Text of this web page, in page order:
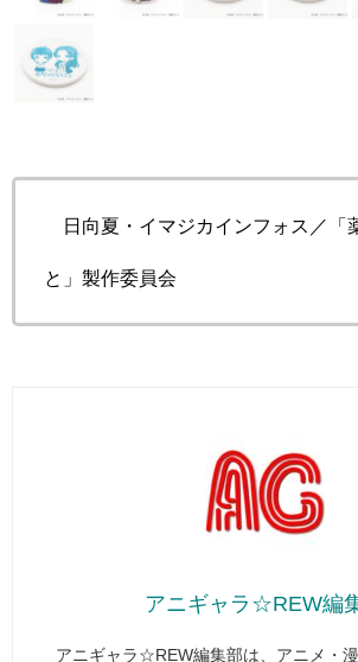
©日向夏・イマジカインフォス／「
と」製作委員会
アニギャラ☆REW編
アニギャラ☆REW編集部は、アニメ・